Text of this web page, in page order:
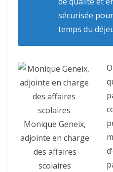
sécurisée
temps du
Monique Geneix,
adjointe en charge
des affaires
scolaires